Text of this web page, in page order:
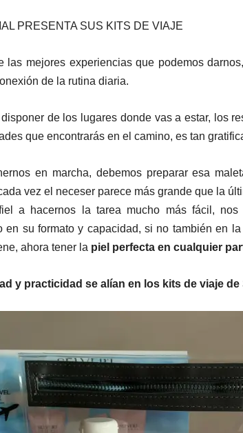
PRESENTA SUS KITS DE VIAJE
las mejores experiencias que podemos
de la rutina diaria.
de los lugares donde vas a estar, los
que encontrarás en el camino, es tan
en marcha, debemos preparar esa
vez el neceser parece más grande que la
a hacernos la tarea mucho más fácil,
en su formato y capacidad, si no también en
ahora tener la piel perfecta en cualquier
y practicidad se alían en los kits de viaje de